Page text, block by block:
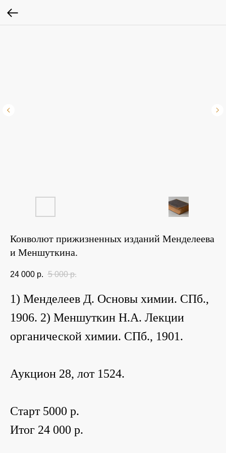
Конволют прижизненных изданий Менделеева
и Меншуткина.
24 000 р. 5 000 р.
1) Менделеев Д. Основы химии. СПб.,
1906. 2) Меншуткин Н.А. Лекции
органической химии. СПб., 1901.
Аукцион 28, лот 1524.
Старт 5000 p.
Итог 24 000 p.